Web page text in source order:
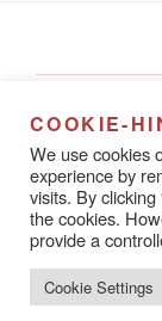
Rathausstraße
67433
COOKIE-
We use cookies
experience by
visits. By
the cookies.
provide a
Cookie Settings